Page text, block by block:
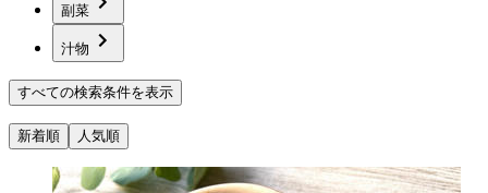
副菜
汁物
すべての検索条件を表示
新着順 人気順